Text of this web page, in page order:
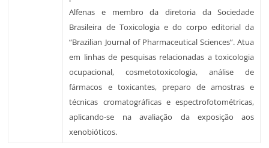
Alfenas e membro da diretoria da Sociedade
Brasileira de Toxicologia e do corpo editorial da
“Brazilian Journal of Pharmaceutical Sciences”. Atua
em linhas de pesquisas relacionadas a toxicologia
ocupacional, cosmetotoxicologia, análise de
fármacos e toxicantes, preparo de amostras e
técnicas cromatográficas e espectrofotométricas,
aplicando-se na avaliação da exposição aos
xenobióticos.